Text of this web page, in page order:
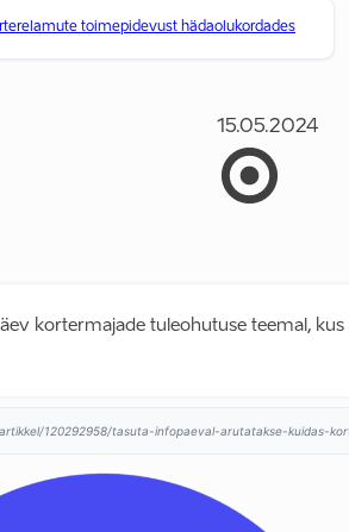
toimepidevust hädaolukordades
15.05.2024
kortermajade tuleohutuse teemal,
120292958/tasuta-infopaeval-arutatakse-kuidas-